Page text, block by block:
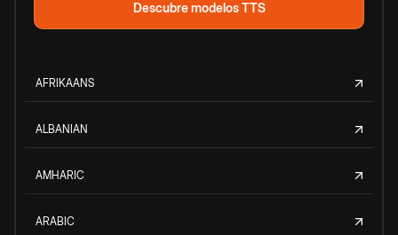
Descubre modelos TTS
AFRIKAANS
ALBANIAN
AMHARIC
ARABIC